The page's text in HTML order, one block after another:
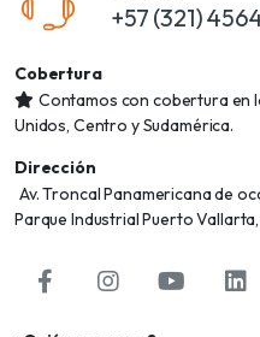
+57 (321)
Cobertura
Contamos con cobertura en
Unidos, Centro y Sudamérica.
Dirección
Av. Troncal Panamericana de
Parque Industrial Puerto